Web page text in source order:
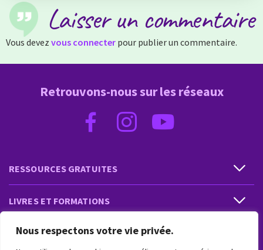
Nous respectons votre vie privée.
Laisser un commentaire
Vous devez vous connecter pour publier un commentaire.
RESSOURCES GRATUITES
LIVRES ET FORMATIONS
PRESTATIONS ET PRODUITS
Retrouvons-nous sur les réseaux